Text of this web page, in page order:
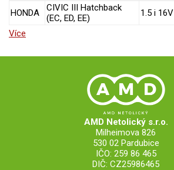
HONDA
CIVIC III Hatchback
(EC, ED, EE)
1.5 i 16V
Více
AMD Netolický s.r.o.
Milheimova 826
530 02 Pardubice
IČO: 259 86 465
DIČ: CZ25986465